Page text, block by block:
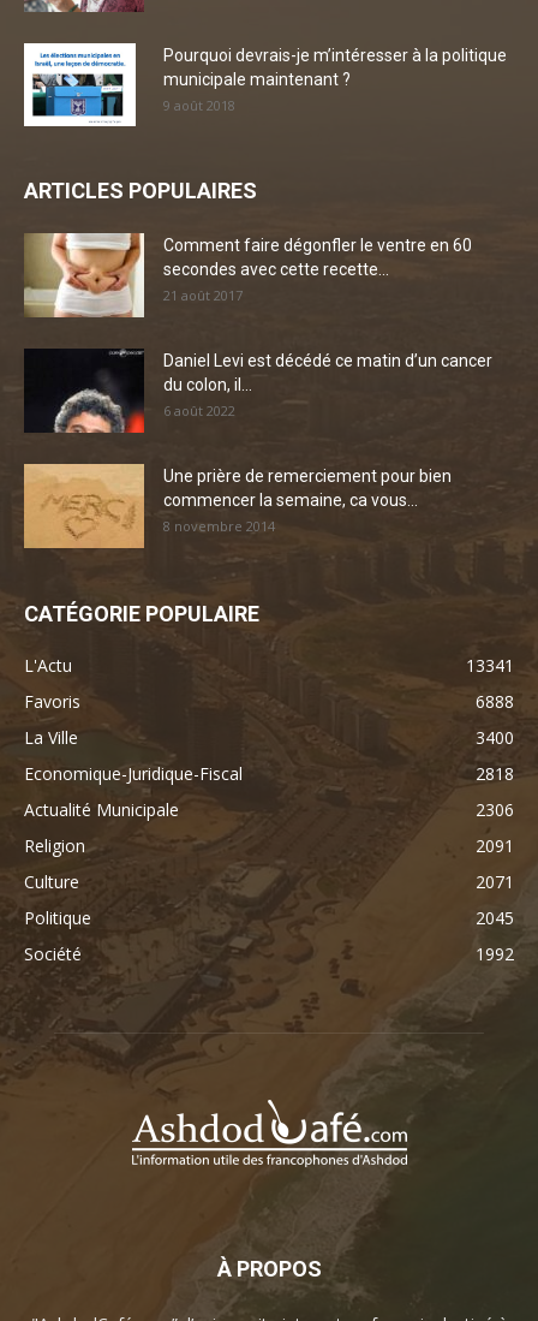
Pourquoi devrais-je m’intéresser à la politique
municipale maintenant ?
9 août 2018
ARTICLES POPULAIRES
Comment faire dégonfler le ventre en 60
secondes avec cette recette...
21 août 2017
Daniel Levi est décédé ce matin d’un cancer
du colon, il...
6 août 2022
Une prière de remerciement pour bien
commencer la semaine, ca vous...
8 novembre 2014
CATÉGORIE POPULAIRE
L'Actu
13341
Favoris
6888
La Ville
3400
Economique-Juridique-Fiscal
2818
Actualité Municipale
2306
Religion
2091
Culture
2071
Politique
2045
Société
1992
À PROPOS